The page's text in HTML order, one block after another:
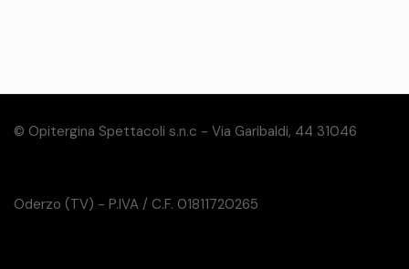
© Opitergina Spettacoli s.n.c - Via Garibaldi, 44 31046
Oderzo (TV) - P.IVA / C.F. 01811720265